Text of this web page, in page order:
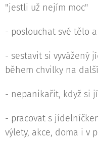
"jestli už nejím moc"
- poslouchat své tělo
- sestavit si vyvážený
během chvilky na
- nepanikařit, když si
- pracovat s
výlety, akce, doma i v